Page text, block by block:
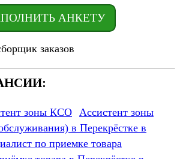
АНКЕТУ
Ассистент зоны
в Перекрёстке в